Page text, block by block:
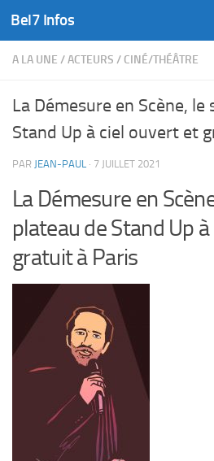
Skip to content
Bel7 Infos
A LA UNE /ACTEURS / CINÉ/THÉÂTRE
La Démesure en Scène, le
Stand Up à ciel ouvert et
PAR JEAN-PAUL · 7 JUILLET 2021
La Démesure en
plateau de Stand Up
gratuit à Paris